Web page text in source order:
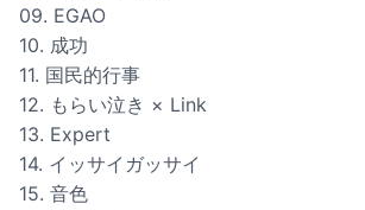
09. EGAO
10. 成功
11. 国民的行事
12. もらい泣き × Link
13. Expert
14. イッサイガッサイ
15. 音色